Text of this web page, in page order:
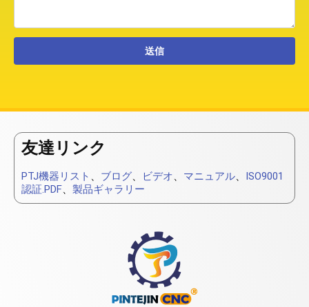
友達リンク
PTJ機器リスト 、 ブログ、 ビデオ、 マニュアル、 ISO9001
認証.PDF、 製品ギャラリー